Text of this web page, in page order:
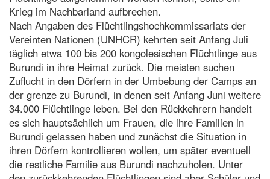
Krieg im Nachbarland aufbrechen.
Nach Angaben des Flüchtlingshochkommissariats der
Vereinten Nationen (UNHCR) kehrten seit Anfang Juli
täglich etwa 100 bis 200 kongolesischen Flüchtlinge aus
Burundi in ihre Heimat zurück. Die meisten suchen
Zuflucht in den Dörfern in der Umbebung der Camps an
der grenze zu Burundi, in denen seit Anfang Juni weitere
34.000 Flüchtlinge leben. Bei den Rückkehrern handelt
es sich hauptsächlich um Frauen, die ihre Familien in
Burundi gelassen haben und zunächst die Situation in
ihren Dörfern kontrollieren wollen, um später eventuell
die restliche Familie aus Burundi nachzuholen. Unter